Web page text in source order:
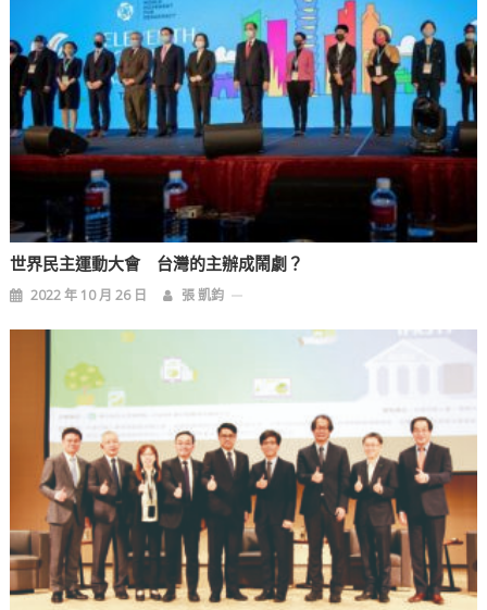
世界民主運動大會 台灣的主辦成鬧劇？
2022 年 10 月 26 日 張 凱鈞